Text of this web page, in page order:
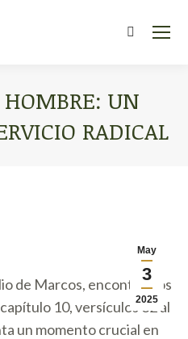
Search:
UN
RADICAL
May
3
2025
de Marcos, encontramos
10, versículos 32 al
un momento crucial en